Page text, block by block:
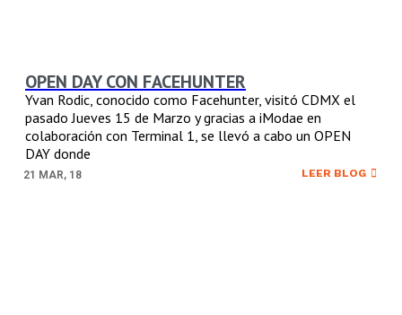
OPEN DAY CON FACEHUNTER
21 MAR, 18
Yvan Rodic, conocido como Facehunter, visitó CDMX el
pasado Jueves 15 de Marzo y gracias a iModae en
colaboración con Terminal 1, se llevó a cabo un OPEN
DAY donde
LEER BLOG